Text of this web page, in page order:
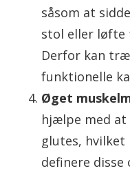
såsom at
stol eller løfte
Derfor kan
funktionelle
Øget
hjælpe med at
glutes,
definere disse